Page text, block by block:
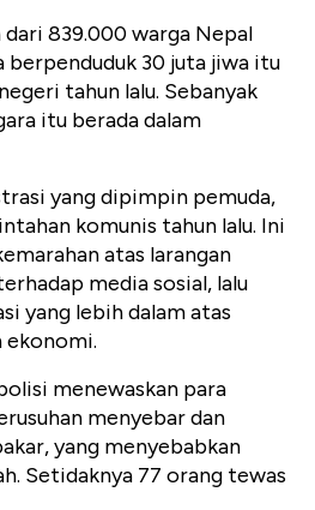
839.000 warga Nepal
berpenduduk 30 juta jiwa itu
tahun lalu. Sebanyak
itu berada dalam
yang dipimpin pemuda,
komunis tahun lalu. Ini
atas larangan
media sosial, lalu
yang lebih dalam atas
ekonomi.
menewaskan para
menyebar dan
yang menyebabkan
Setidaknya 77 orang tewas